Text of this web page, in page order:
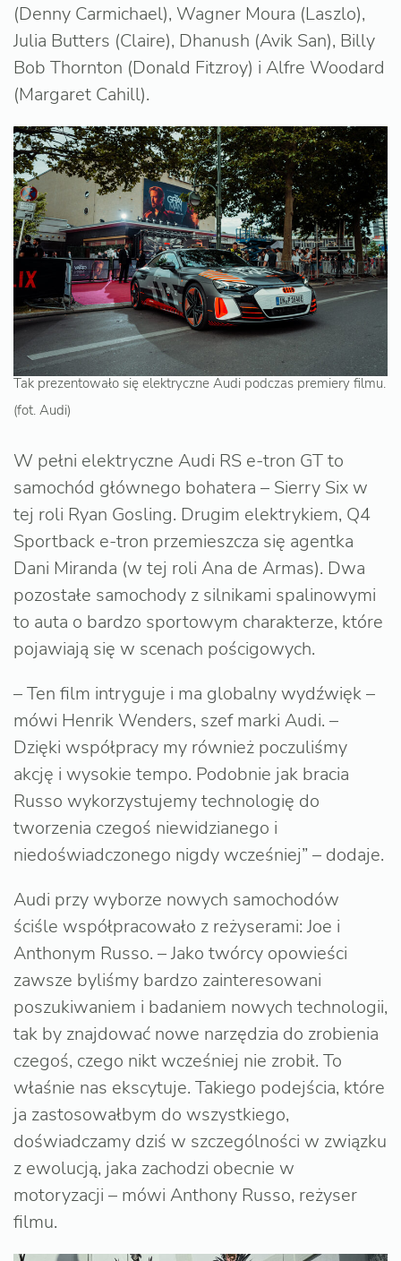
(Denny Carmichael), Wagner Moura (Laszlo),
Julia Butters (Claire), Dhanush (Avik San), Billy
Bob Thornton (Donald Fitzroy) i Alfre Woodard
(Margaret Cahill).
Tak prezentowało się elektryczne Audi podczas premiery filmu.
(fot. Audi)
W pełni elektryczne Audi RS e-tron GT to
samochód głównego bohatera – Sierry Six w
tej roli Ryan Gosling. Drugim elektrykiem, Q4
Sportback e-tron przemieszcza się agentka
Dani Miranda (w tej roli Ana de Armas). Dwa
pozostałe samochody z silnikami spalinowymi
to auta o bardzo sportowym charakterze, które
pojawiają się w scenach pościgowych.
– Ten film intryguje i ma globalny wydźwięk –
mówi Henrik Wenders, szef marki Audi. –
Dzięki współpracy my również poczuliśmy
akcję i wysokie tempo. Podobnie jak bracia
Russo wykorzystujemy technologię do
tworzenia czegoś niewidzianego i
niedoświadczonego nigdy wcześniej” – dodaje.
Audi przy wyborze nowych samochodów
ściśle współpracowało z reżyserami: Joe i
Anthonym Russo. – Jako twórcy opowieści
zawsze byliśmy bardzo zainteresowani
poszukiwaniem i badaniem nowych technologii,
tak by znajdować nowe narzędzia do zrobienia
czegoś, czego nikt wcześniej nie zrobił. To
właśnie nas ekscytuje. Takiego podejścia, które
ja zastosowałbym do wszystkiego,
doświadczamy dziś w szczególności w związku
z ewolucją, jaka zachodzi obecnie w
motoryzacji – mówi Anthony Russo, reżyser
filmu.